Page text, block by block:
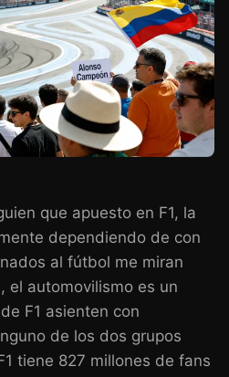
que apuesto en F1, la
dependiendo de con
al fútbol me miran
el automovilismo es un
F1 asienten con
de los dos grupos
tiene 827 millones de fans